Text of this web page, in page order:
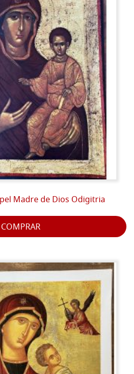
Madre de Dios Odigitria
COMPRAR